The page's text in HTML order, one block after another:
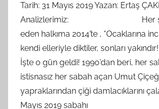
S
A
M
t
a
r
a
Tarih: 31 Mayıs 2019 Yazan: Ertaş
Analizlerimiz: Her
eden halkıma 2014’te , “Ocaklarına
kendi elleriyle diktiler, sonları
İşte o gün geldi! 1990’dan beri, her
istisnasız her sabah açan Umut
yapraklarından çiği damlacıklarını
Mayıs 2019 sabahı